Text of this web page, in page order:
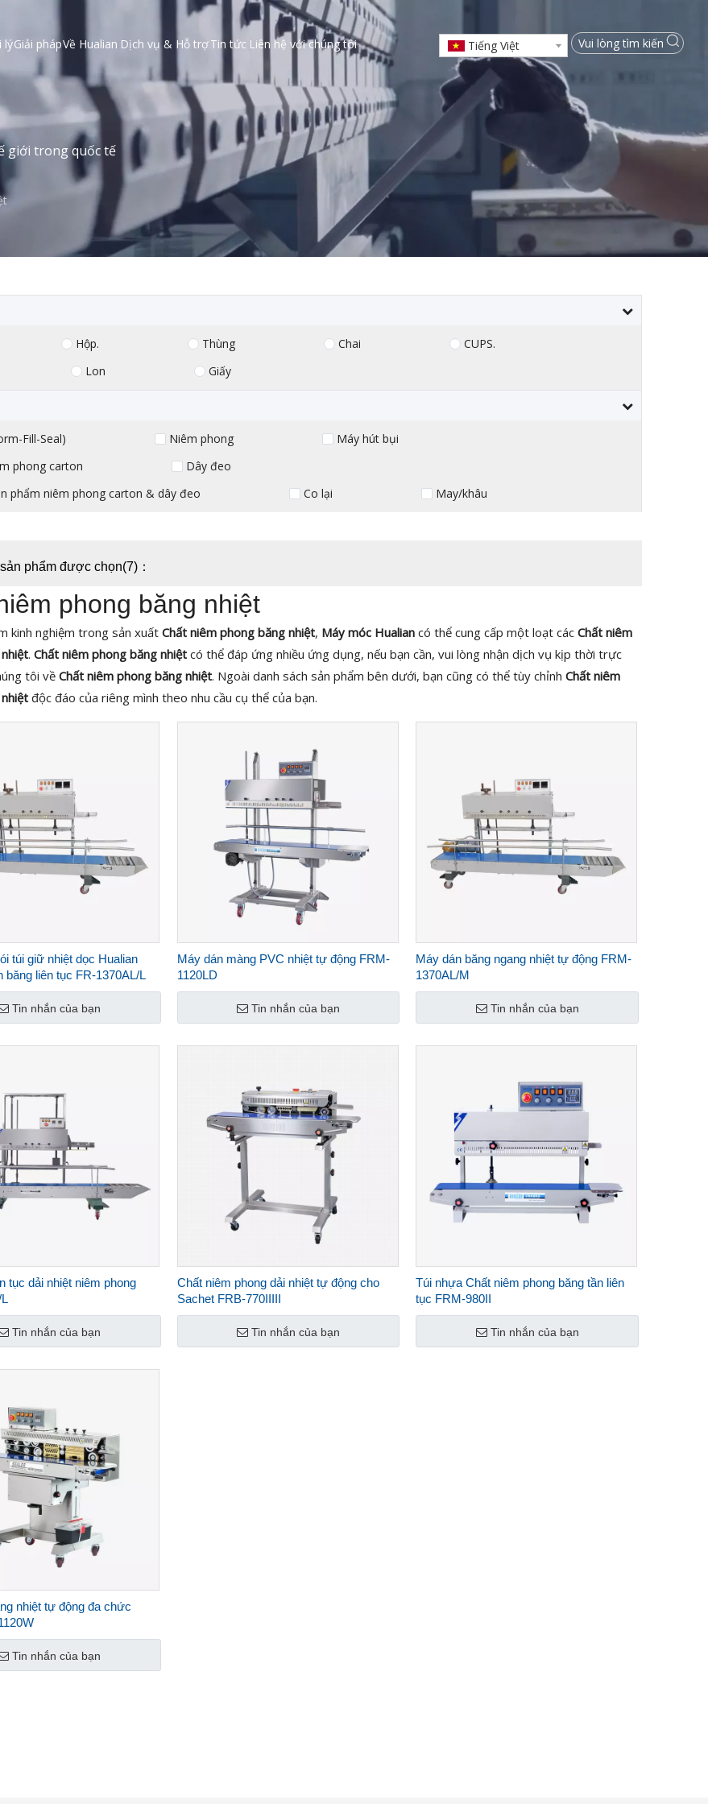
lýGiải phápVề Hualian Dịch vụ & Hỗ trợTin tức Liên hệ với chúng tôi Tiếng Việt
giới trong quốc tế
Hộp. Thùng Chai
CUPS.
Lon Giấy
Fill-Seal) Niêm phong
Máy hút bụi
phong carton
Dây đeo
phẩm niêm phong carton & dây đeo
Co lại May/khâu
phẩm được chọn(7)：
phong băng nhiệt
kinh nghiệm trong sản xuất Chất niêm phong băng nhiệt, Máy móc Hualian có thể cung cấp một loạt các Chất niêm
. Chất niêm phong băng nhiệt có thể đáp ứng nhiều ứng dụng, nếu bạn cần, vui lòng nhận dịch vụ kịp thời trực
tôi về Chất niêm phong băng nhiệt. Ngoài danh sách sản phẩm bên dưới, bạn cũng có thể tùy chỉnh Chất niêm
độc đáo của riêng mình theo nhu cầu cụ thể của bạn.
túi giữ nhiệt dọc Hualian
băng liên tục FR-1370AL/L
Tin nhắn của bạn
Máy dán màng PVC nhiệt tự động FRM-
1120LD
Tin nhắn của bạn
Máy dán băng ngang nhiệt tự động FRM-
1370AL/M
Tin nhắn của bạn
tục dải nhiệt niêm phong
Tin nhắn của bạn
Chất niêm phong dải nhiệt tự động cho
Sachet FRB-770IIIII
Tin nhắn của bạn
Túi nhựa Chất niêm phong băng tần liên
tục FRM-980II
Tin nhắn của bạn
nhiệt tự động đa chức
Tin nhắn của bạn